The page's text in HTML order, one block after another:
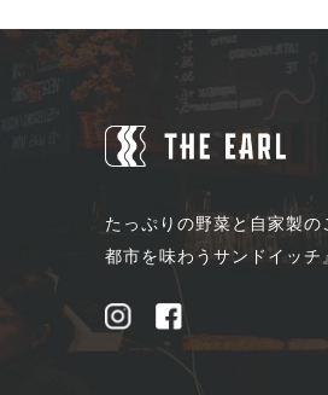
たっぷりの野菜と自家製
都市を味わうサンドイッチ